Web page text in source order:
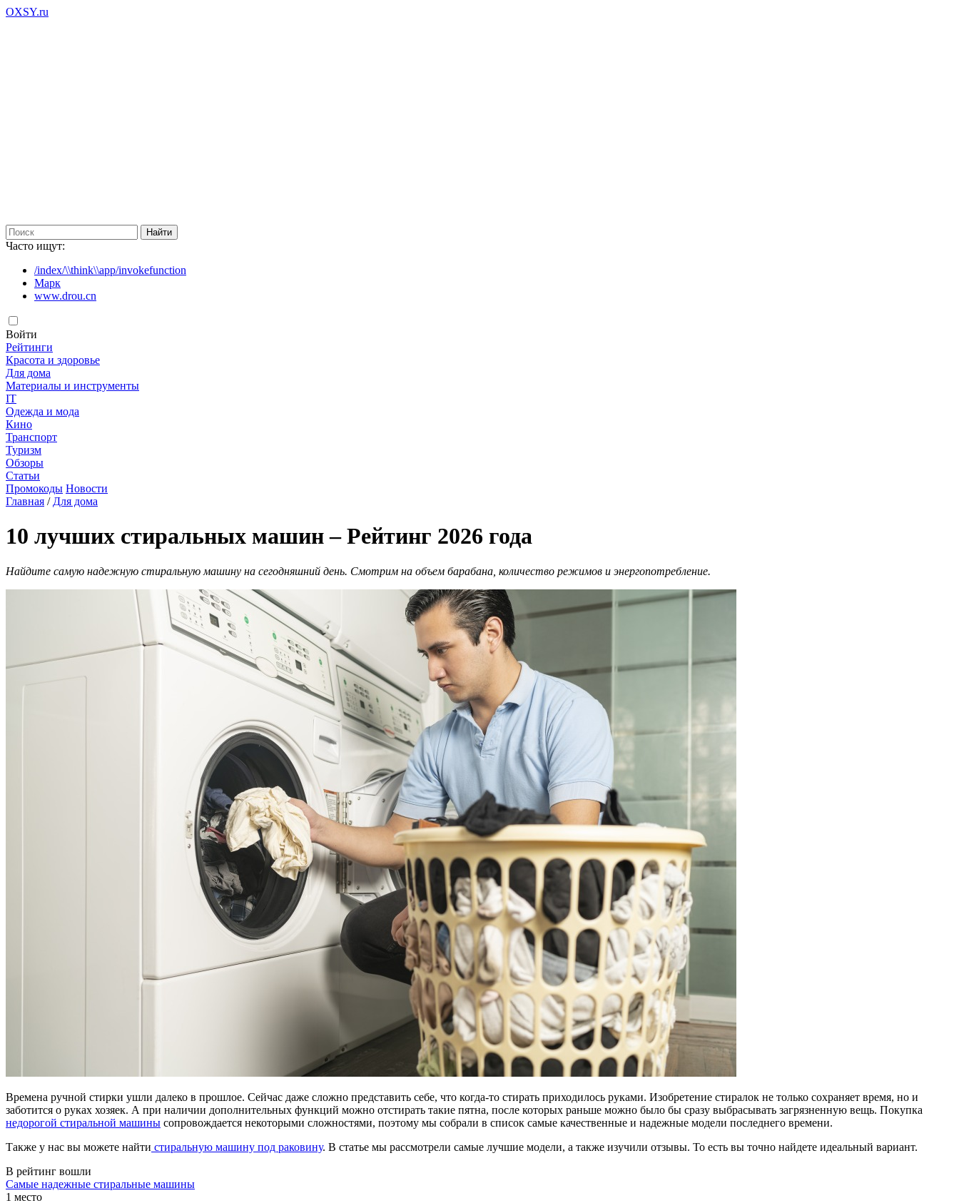
OXSY.ru
Часто ищут:
/index/\\think\\app/invokefunction
Марк
www.drou.cn
Войти
Рейтинги
Красота и здоровье
Для дома
Материалы и инструменты
IT
Одежда и мода
Кино
Транспорт
Туризм
Обзоры
Статьи
Промокоды Новости
Главная / Для дома
10 лучших стиральных машин – Рейтинг 2026 года
Найдите самую надежную стиральную машину на сегодняшний день. Смотрим на объем барабана, количество режимов и энергопотребление.
Времена ручной стирки ушли далеко в прошлое. Сейчас даже сложно представить себе, что когда-то стирать приходилось руками. Изобретение стиралок не только сохраняет время, но и
заботится о руках хозяек. А при наличии дополнительных функций можно отстирать такие пятна, после которых раньше можно было бы сразу выбрасывать загрязненную вещь. Покупка
недорогой стиральной машины сопровождается некоторыми сложностями, поэтому мы собрали в список самые качественные и надежные модели последнего времени.
Также у нас вы можете найти стиральную машину под раковину. В статье мы рассмотрели самые лучшие модели, а также изучили отзывы. То есть вы точно найдете идеальный вариант.
В рейтинг вошли
Самые надежные стиральные машины
1 место